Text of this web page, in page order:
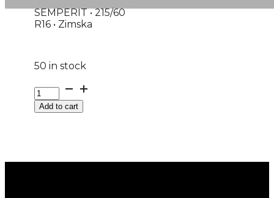
SEMPERIT • 215/60
R16 • Zimska
50 in stock
G215/60R16
99H
XLAdd to cart